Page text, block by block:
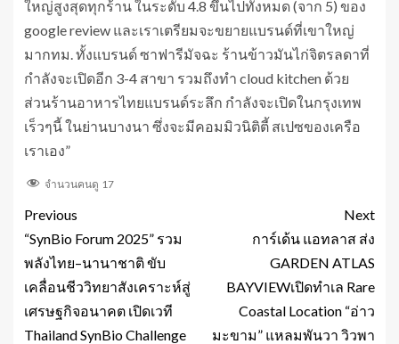
ใหญ่สูงสุดทุกร้าน ในระดับ 4.8 ขึ้นไปทั้งหมด (จาก 5) ของ
google review และเราเตรียมจะขยายแบรนด์ที่เขาใหญ่
มากทม. ทั้งแบรนด์ ซาฟารีมัจฉะ ร้านข้าวมันไก่จิตรลดาที่
กำลังจะเปิดอีก 3-4 สาขา รวมถึงทำ cloud kitchen ด้วย
ส่วนร้านอาหารไทยแบรนด์ระลึก กำลังจะเปิดในกรุงเทพ
เร็วๆนี้ ในย่านบางนา ซึ่งจะมีคอมมิวนิติตี้ สเปซของเครือ
เราเอง”
จำนวนคนดู 17
Previous
“SynBio Forum 2025” รวม
พลังไทย–นานาชาติ ขับ
เคลื่อนชีววิทยาสังเคราะห์สู่
เศรษฐกิจอนาคต เปิดเวที
Thailand SynBio Challenge
Next
การ์เด้น แอทลาส ส่ง
GARDEN ATLAS
BAYVIEWเปิดทำเล Rare
Coastal Location “อ่าว
มะขาม” แหลมพันวา วิวพา